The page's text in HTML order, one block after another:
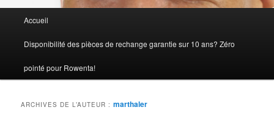
principal
Aller
au
contenu
principal
Aller
au
contenu
secondaire
Accueil
Disponibilité des pièces de rechange garantie sur 10 ans? Zéro
pointé pour Rowenta!
ARCHIVES DE L’AUTEUR :marthaler